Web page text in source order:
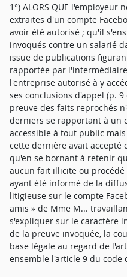
1°) ALORS QUE
extraites d'un compte
avoir été autorisé ; qu'il
invoqués contre un salarié
issue de publications
rapportée par
l'entreprise autorisé à y
ses conclusions d'appel (p.
preuve des faits reprochés
derniers se rapportant à un
accessible à tout public
cette dernière avait accepté
qu'en se bornant à retenir
aucun fait illicite ou
ayant été informé de la
litigieuse sur le compte
amis » de Mme M...
s'expliquer sur le caractère
de la preuve invoquée, la
base légale au regard de
ensemble l'article 9 du code